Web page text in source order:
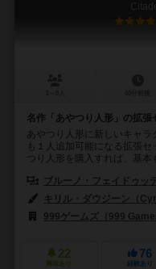
名作「あやつり人形」の拡張
あやつり人形に新しいキャ
も１人追加可能になる拡張
つり人形を購入すれば、基本
ブルーノ・フェイドゥッ
キリル・ダウジーン（
999ゲームズ（999
22
興味あり
76
経験あり